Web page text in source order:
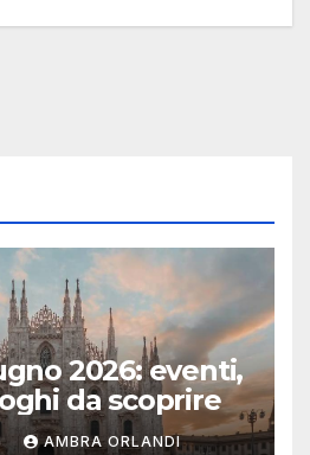
2026: eventi,
da scoprire
AMBRA ORLANDI